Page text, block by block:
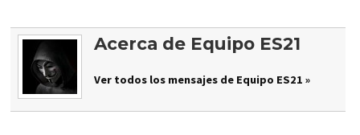
Acerca de Equipo ES21
Ver todos los mensajes de Equipo ES21 »